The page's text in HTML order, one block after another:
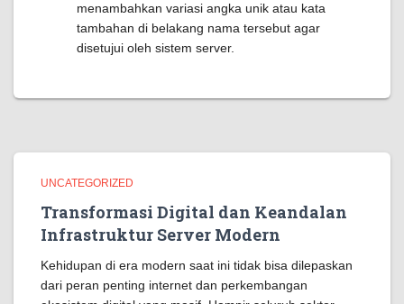
menambahkan variasi angka unik atau kata
tambahan di belakang nama tersebut agar
disetujui oleh sistem server.
UNCATEGORIZED
Transformasi Digital dan Keandalan
Infrastruktur Server Modern
Kehidupan di era modern saat ini tidak bisa dilepaskan
dari peran penting internet dan perkembangan